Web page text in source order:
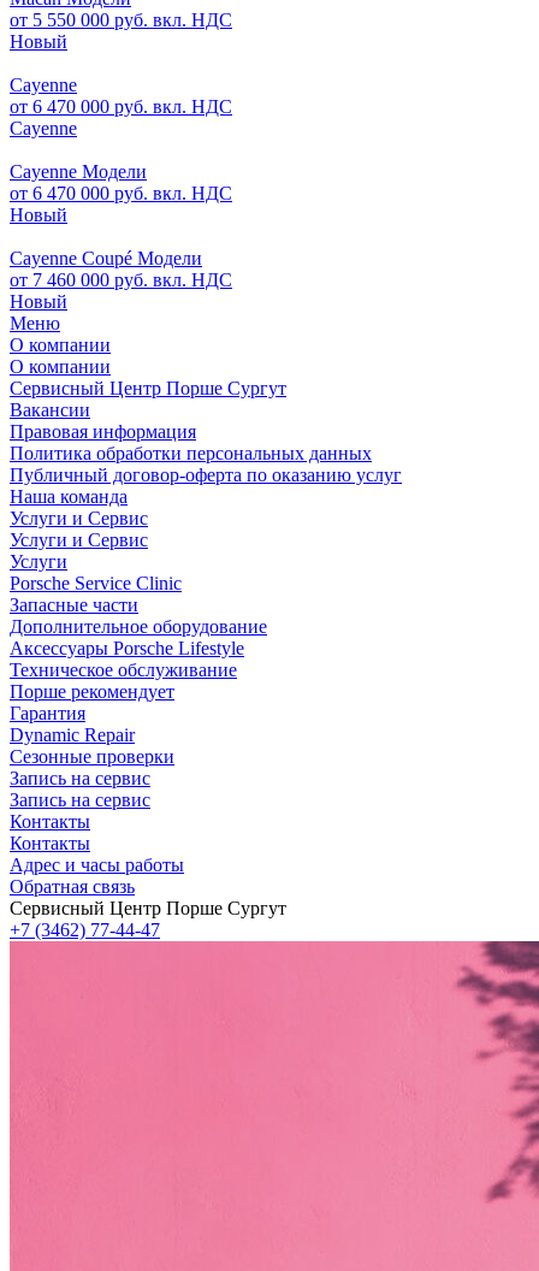
от 5 550 000 руб. вкл. НДС
Новый
Cayenne
от 6 470 000 руб. вкл. НДС
Cayenne
Cayenne Модели
от 6 470 000 руб. вкл. НДС
Новый
Cayenne Coupé Модели
от 7 460 000 руб. вкл. НДС
Новый
Меню
О компании
О компании
Сервисный Центр Порше Сургут
Вакансии
Правовая информация
Политика обработки персональных данных
Публичный договор-оферта по оказанию услуг
Наша команда
Услуги и Сервис
Услуги и Сервис
Услуги
Porsche Service Clinic
Запасные части
Дополнительное оборудование
Аксессуары Porsche Lifestyle
Техническое обслуживание
Порше рекомендует
Гарантия
Dynamic Repair
Сезонные проверки
Запись на сервис
Запись на сервис
Контакты
Контакты
Адрес и часы работы
Обратная связь
Сервисный Центр Порше Сургут
+7 (3462) 77-44-47